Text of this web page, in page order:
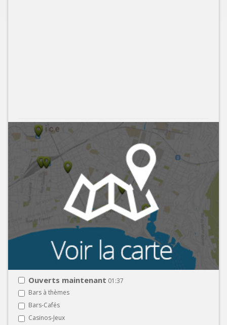
Ouverts maintenant 01:37
Bars à thèmes
Bars-Cafés
Casinos-Jeux